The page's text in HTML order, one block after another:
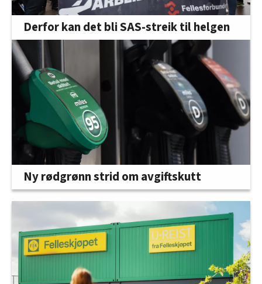
Derfor kan det bli SAS-streik til helgen
Ny rødgrønn strid om avgiftskutt